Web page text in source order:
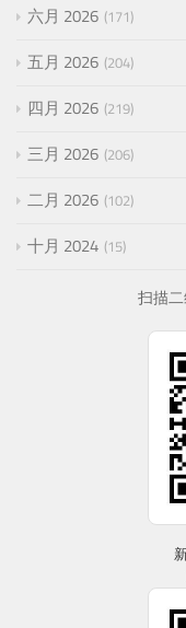
六月 2026 171
五月 2026 204
四月 2026 219
三月 2026 206
二月 2026 102
十月 2024 15
扫描